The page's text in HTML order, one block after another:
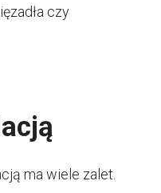
czy
ma wiele zalet.